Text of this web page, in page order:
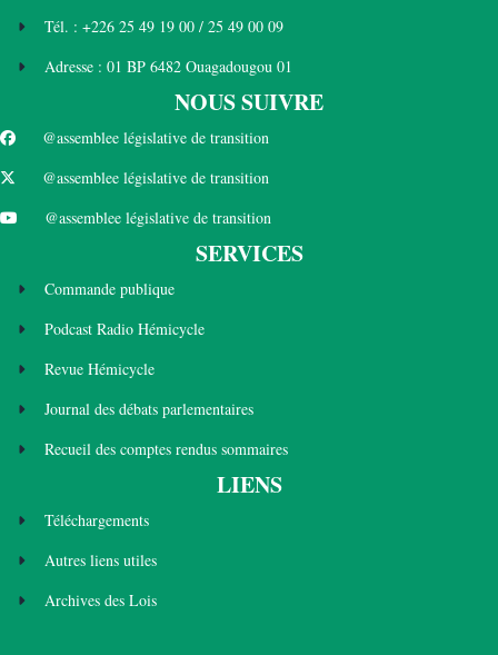
Tél. : +226 25 49 19 00 / 25 49 00 09
Adresse : 01 BP 6482 Ouagadougou 01
NOUS SUIVRE
@assemblee législative de transition
@assemblee législative de transition
@assemblee législative de transition
SERVICES
Commande publique
Podcast Radio Hémicycle
Revue Hémicycle
Journal des débats parlementaires
Recueil des comptes rendus sommaires
LIENS
Téléchargements
Autres liens utiles
Archives des Lois